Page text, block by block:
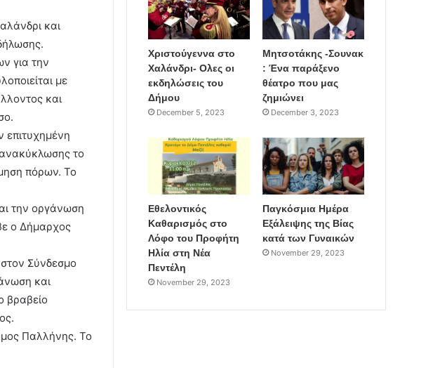
και
για την
με
και
επιτυχημένη
το
πόρων. Το
την οργάνωση
ο Δήμαρχος
Σύνδεσμο
και
βραβείο
Παλλήνης. Το
Χριστούγεννα στο
Χαλάνδρι- Ολες οι
εκδηλώσεις του
Δήμου
December 5, 2023
Μητσοτάκης -Σουνακ
: Ένα παράξενο
θέατρο που μας
ζημιώνει
December 3, 2023
Εθελοντικός
Καθαρισμός στο
Λόφο του Προφήτη
Ηλία στη Νέα
Πεντέλη
November 29, 2023
Παγκόσμια Ημέρα
Εξάλειψης της Βίας
κατά των Γυναικών
November 29, 2023